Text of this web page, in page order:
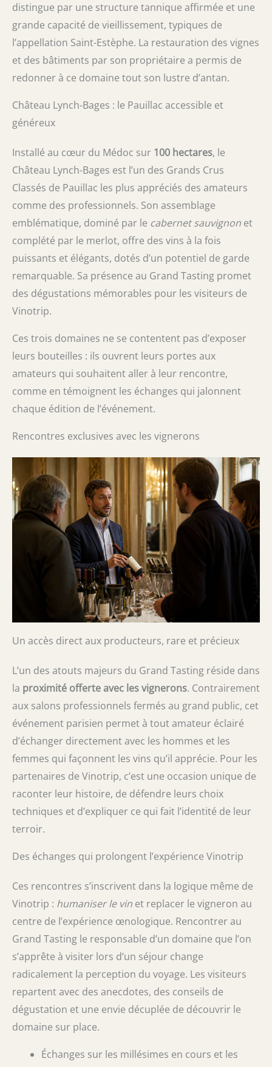
distingue par une structure tannique affirmée et une
grande capacité de vieillissement, typiques de
l’appellation Saint-Estèphe. La restauration des vignes
et des bâtiments par son propriétaire a permis de
redonner à ce domaine tout son lustre d’antan.
Château Lynch-Bages : le Pauillac accessible et
généreux
Installé au cœur du Médoc sur 100 hectares, le
Château Lynch-Bages est l’un des Grands Crus
Classés de Pauillac les plus appréciés des amateurs
comme des professionnels. Son assemblage
emblématique, dominé par le cabernet sauvignon et
complété par le merlot, offre des vins à la fois
puissants et élégants, dotés d’un potentiel de garde
remarquable. Sa présence au Grand Tasting promet
des dégustations mémorables pour les visiteurs de
Vinotrip.
Ces trois domaines ne se contentent pas d’exposer
leurs bouteilles : ils ouvrent leurs portes aux
amateurs qui souhaitent aller à leur rencontre,
comme en témoignent les échanges qui jalonnent
chaque édition de l’événement.
Rencontres exclusives avec les vignerons
Un accès direct aux producteurs, rare et précieux
L’un des atouts majeurs du Grand Tasting réside dans
la proximité offerte avec les vignerons. Contrairement
aux salons professionnels fermés au grand public, cet
événement parisien permet à tout amateur éclairé
d’échanger directement avec les hommes et les
femmes qui façonnent les vins qu’il apprécie. Pour les
partenaires de Vinotrip, c’est une occasion unique de
raconter leur histoire, de défendre leurs choix
techniques et d’expliquer ce qui fait l’identité de leur
terroir.
Des échanges qui prolongent l’expérience Vinotrip
Ces rencontres s’inscrivent dans la logique même de
Vinotrip : humaniser le vin et replacer le vigneron au
centre de l’expérience œnologique. Rencontrer au
Grand Tasting le responsable d’un domaine que l’on
s’apprête à visiter lors d’un séjour change
radicalement la perception du voyage. Les visiteurs
repartent avec des anecdotes, des conseils de
dégustation et une envie décuplée de découvrir le
domaine sur place.
Échanges sur les millésimes en cours et les